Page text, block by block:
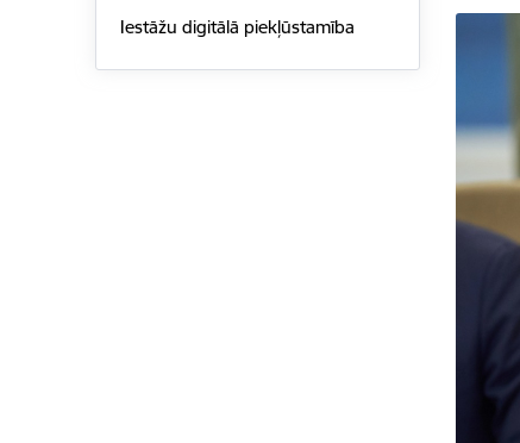
Iestāžu digitālā piekļūstamība